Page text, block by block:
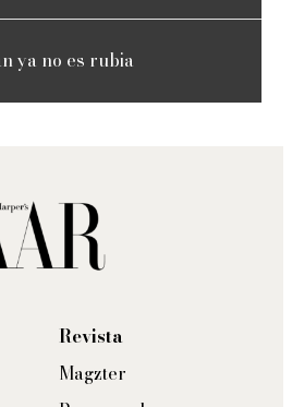
ya no es rubia
Revista
Magzter